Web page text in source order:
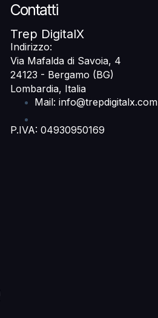
Contatti
Trep DigitalX
Indirizzo:
Via Mafalda di Savoia, 4
24123 - Bergamo (BG)
Lombardia, Italia
Mail: info@trepdigitalx.com
P.IVA: 04930950169